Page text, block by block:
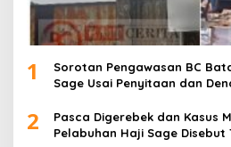
1
Sorotan Pengawasan BC
Sage Usai Penyitaan dan
2
Pasca Digerebek dan Kasus
Pelabuhan Haji Sage